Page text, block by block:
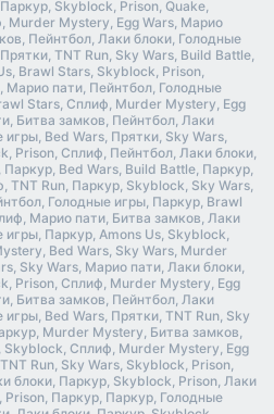
Skyblock, Prison, Quake,
Murder Mystery, Egg Wars, Марио
Пейнтбол, Лаки блоки, Голодные
TNT Run, Sky Wars, Build Battle,
Brawl Stars, Skyblock, Prison,
Марио пати, Пейнтбол, Голодные
Stars, Сплиф, Murder Mystery, Egg
Битва замков, Пейнтбол, Лаки
игры, Bed Wars, Прятки, Sky Wars,
Prison, Сплиф, Пейнтбол, Лаки блоки,
Bed Wars, Build Battle, Паркур,
TNT Run, Паркур, Skyblock, Sky Wars,
Голодные игры, Паркур, Brawl
Марио пати, Битва замков, Лаки
игры, Паркур, Amons Us, Skyblock,
Bed Wars, Sky Wars, Murder
Sky Wars, Марио пати, Лаки блоки,
Prison, Сплиф, Murder Mystery, Egg
Битва замков, Пейнтбол, Лаки
игры, Bed Wars, Прятки, TNT Run, Sky
Murder Mystery, Битва замков,
Skyblock, Сплиф, Murder Mystery, Egg
Run, Sky Wars, Skyblock, Prison,
блоки, Паркур, Skyblock, Prison, Лаки
Prison, Паркур, Паркур, Голодные